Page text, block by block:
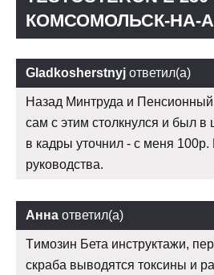
КОМСОМОЛЬСК-НА-
Gladkosherstnyj ответил(а)
Назад Минтруда и
сам с этим столкнулся и был в
в кадры уточнил - с меня
руководства.
Анна ответил(а)
Tимозин Бета инструктажи,
скраба выводятся токсины и